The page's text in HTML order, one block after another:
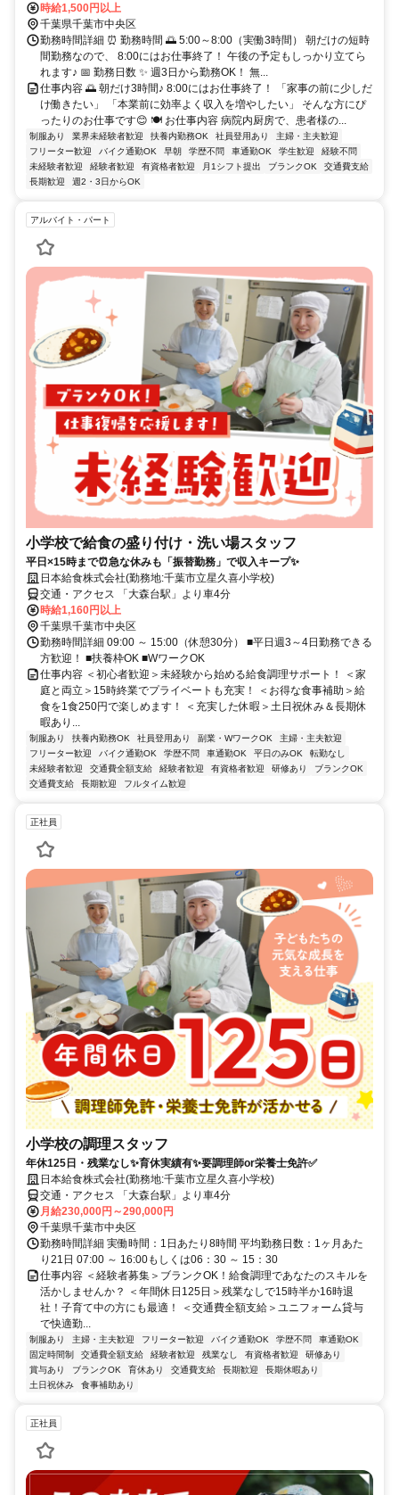
時給1,500円以上
千葉県千葉市中央区
勤務時間詳細 ⏰ 勤務時間 🌅 5:00～8:00（実働3時間） 朝だけの短時
間勤務なので、 8:00にはお仕事終了！ 午後の予定もしっかり立てら
れます♪ 📅 勤務日数 ✨ 週3日から勤務OK！ 無...
仕事内容 🌅 朝だけ3時間♪ 8:00にはお仕事終了！ 「家事の前に少しだ
け働きたい」 「本業前に効率よく収入を増やしたい」 そんな方にぴ
ったりのお仕事です😊 🍽 お仕事内容 病院内厨房で、患者様の...
制服あり 業界未経験者歓迎 扶養内勤務OK 社員登用あり
主婦・主夫歓迎
フリーター歓迎
バイク通勤OK 早朝 学歴不問 車通勤OK 学生歓迎
経験不問
未経験者歓迎
経験者歓迎 有資格者歓迎 月1シフト提出 ブランクOK
交通費支給
長期歓迎
週2・3日からOK
アルバイト・パート
小学校で給食の盛り付け・洗い場スタッフ
平日×15時まで⏰急な休みも「振替勤務」で収入キープ✨
日本給食株式会社(勤務地:千葉市立星久喜小学校)
交通・アクセス 「大森台駅」より車4分
時給1,160円以上
千葉県千葉市中央区
勤務時間詳細 09:00 ～ 15:00（休憩30分） ■平日週3～4日勤務できる
方歓迎！ ■扶養枠OK ■WワークOK
仕事内容 ＜初心者歓迎＞未経験から始める給食調理サポート！ ＜家
庭と両立＞15時終業でプライベートも充実！ ＜お得な食事補助＞給
食を1食250円で楽しめます！ ＜充実した休暇＞土日祝休み＆長期休
暇あり...
制服あり 扶養内勤務OK 社員登用あり 副業・WワークOK
主婦・主夫歓迎
フリーター歓迎
バイク通勤OK 学歴不問 車通勤OK 平日のみOK
転勤なし
未経験者歓迎
交通費全額支給 経験者歓迎 有資格者歓迎 研修あり
ブランクOK
交通費支給
長期歓迎 フルタイム歓迎
正社員
小学校の調理スタッフ
年休125日・残業なし✨育休実績有✨要調理師or栄養士免許✅
日本給食株式会社(勤務地:千葉市立星久喜小学校)
交通・アクセス 「大森台駅」より車4分
月給230,000円～290,000円
千葉県千葉市中央区
勤務時間詳細 実働時間：1日あたり8時間 平均勤務日数：1ヶ月あた
り21日 07:00 ～ 16:00もしくは06：30 ～ 15：30
仕事内容 ＜経験者募集＞ブランクOK！給食調理であなたのスキルを
活かしませんか？ ＜年間休日125日＞残業なしで15時半か16時退
社！子育て中の方にも最適！ ＜交通費全額支給＞ユニフォーム貸与
で快適勤...
制服あり 主婦・主夫歓迎 フリーター歓迎 バイク通勤OK 学歴不問
車通勤OK
固定時間制
交通費全額支給 経験者歓迎 残業なし 有資格者歓迎
研修あり
賞与あり
ブランクOK 育休あり 交通費支給 長期歓迎
長期休暇あり
土日祝休み
食事補助あり
正社員